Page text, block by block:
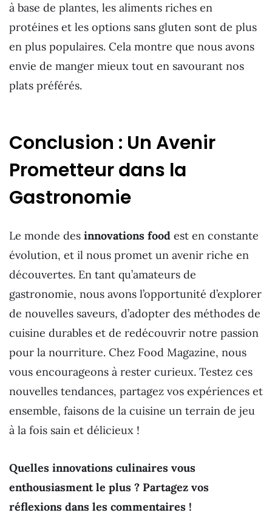
à base de plantes, les aliments riches en
protéines et les options sans gluten sont de plus
en plus populaires. Cela montre que nous avons
envie de manger mieux tout en savourant nos
plats préférés.
Conclusion : Un Avenir
Prometteur dans la
Gastronomie
Le monde des innovations food est en constante
évolution, et il nous promet un avenir riche en
découvertes. En tant qu’amateurs de
gastronomie, nous avons l’opportunité d’explorer
de nouvelles saveurs, d’adopter des méthodes de
cuisine durables et de redécouvrir notre passion
pour la nourriture. Chez Food Magazine, nous
vous encourageons à rester curieux. Testez ces
nouvelles tendances, partagez vos expériences et
ensemble, faisons de la cuisine un terrain de jeu
à la fois sain et délicieux !
Quelles innovations culinaires vous
enthousiasment le plus ? Partagez vos
réflexions dans les commentaires !